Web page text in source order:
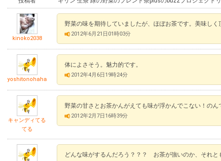
kinoko2038
野菜の味を期待していましたが、ほぼお茶です。美味しく
2012年6月21日01時03分
yoshitonohaha
体によさそう。魅力的です。
2012年4月6日19時24分
キャンディてる
てる
野菜の甘さとお茶かんがえても味が浮かんでこない！のん
2012年2月7日16時39分
どんな味がするんだろう？？？ お茶が強いのか、それと